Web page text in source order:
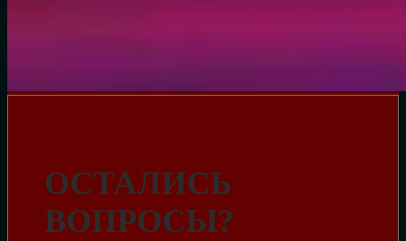
ОСТАЛИСЬ
ВОПРОСЫ?